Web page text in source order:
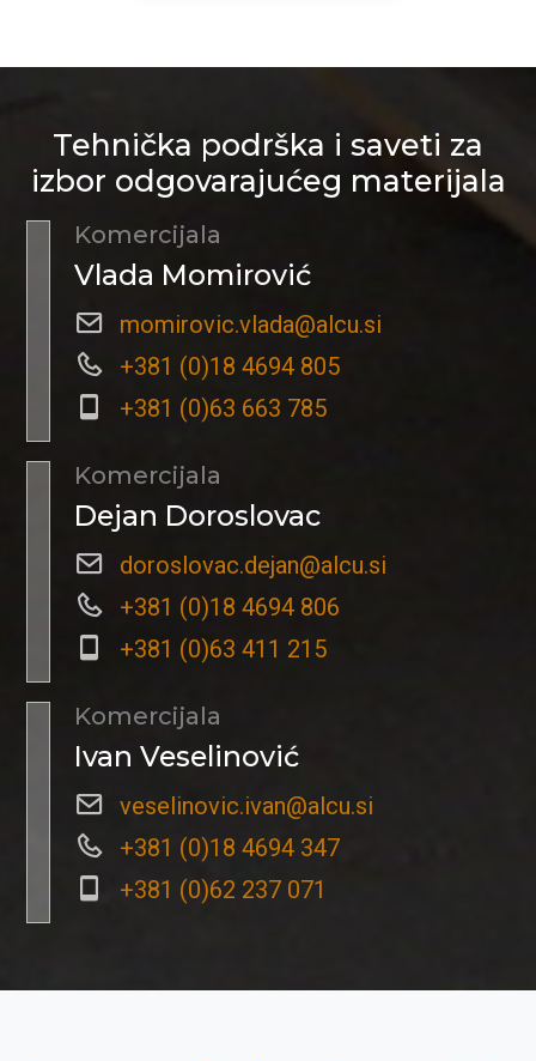
Tehnička podrška i saveti za
izbor odgovarajućeg materijala
Komercijala
Vlada Momirović
momirovic.vlada@alcu.si
+381 (0)18 4694 805
+381 (0)63 663 785
Komercijala
Dejan Doroslovac
doroslovac.dejan@alcu.si
+381 (0)18 4694 806
+381 (0)63 411 215
Komercijala
Ivan Veselinović
veselinovic.ivan@alcu.si
+381 (0)18 4694 347
+381 (0)62 237 071